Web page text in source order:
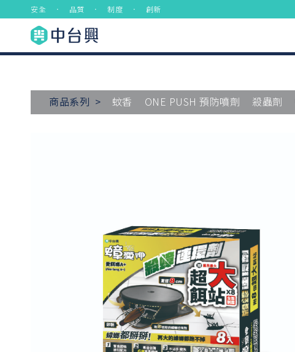
安全 ． 品質 ． 制度 ． 創新
商品系列 > 蚊香 ONE PUSH 預防噴劑 殺蟲劑